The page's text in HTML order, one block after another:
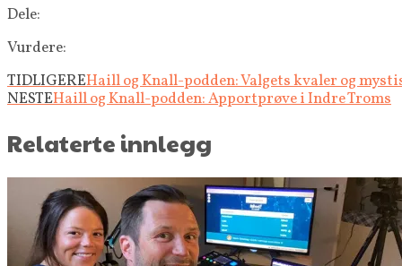
Dele:
Vurdere:
TIDLIGEREHaill og Knall-podden: Valgets kvaler og
NESTEHaill og Knall-podden: Apportprøve i Indre Troms
Relaterte innlegg